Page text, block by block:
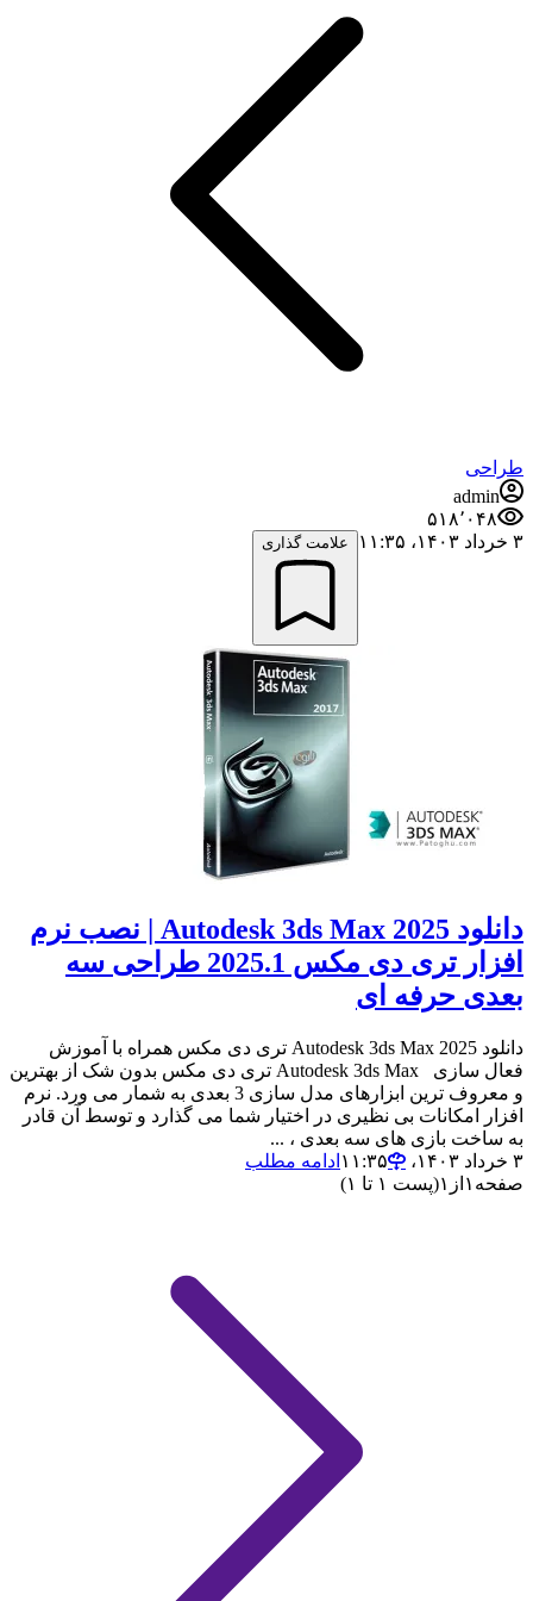
طراحی
admin
۵۱۸٬۰۴۸
۳ خرداد ۱۴۰۳،‏ ۱۱:۳۵
علامت گذاری
دانلود Autodesk 3ds Max 2025 | نصب نرم
افزار تری دی مکس 2025.1 طراحی سه
بعدی حرفه ای
دانلود Autodesk 3ds Max 2025 تری دی مکس همراه با آموزش
فعال سازی Autodesk 3ds Max تری دی مکس بدون شک از بهترین
و معروف ترین ابزارهای مدل سازی 3 بعدی به شمار می ورد. نرم
افزار امکانات بی نظیری در اختیار شما می گذارد و توسط آن قادر
به ساخت بازی های سه بعدی ، ...
۳ خرداد ۱۴۰۳،‏ ۱۱:۳۵
ادامه مطلب
صفحه ۱ از ۱(پست ۱ تا ۱)